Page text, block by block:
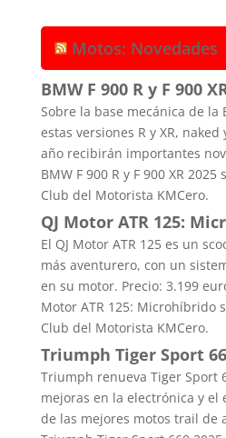
Motos: Novedades
BMW F 900 R y F 900
Sobre la base mecánica de la
estas versiones R y XR,
año recibirán importantes
BMW F 900 R y F 900 XR
Club del Motorista KMCero.
QJ Motor ATR 125:
El QJ Motor ATR 125 es un
más aventurero, con un
en su motor. Precio: 3.199
Motor ATR 125: Microhíbrido
Club del Motorista KMCero.
Triumph Tiger Sport
Triumph renueva Tiger Sport
mejoras en la electrónica y
de las mejores motos trail de